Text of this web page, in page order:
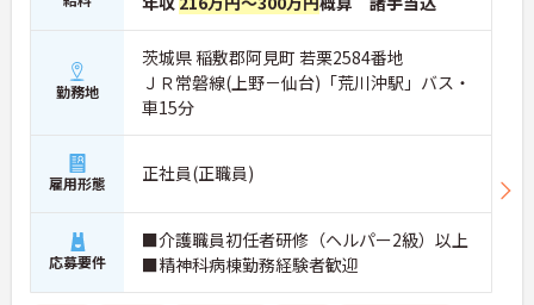
勤務地
茨城県 稲敷郡阿見町 若栗2584番地
ＪＲ常磐線(上野－仙台)「荒川沖駅」バス・
車15分
雇用形態 正社員(正職員)
応募要件
■介護職員初任者研修（ヘルパー2級）以上
■精神科病棟勤務経験者歓迎